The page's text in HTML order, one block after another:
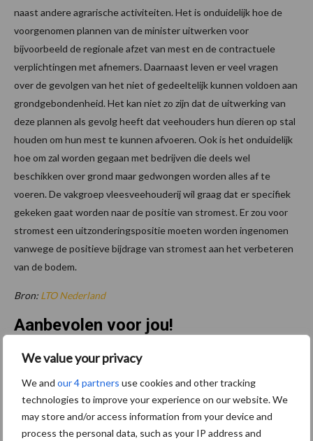
We value your privacy
We and our 4 partners use cookies and other tracking
technologies to improve your experience on our website. We
may store and/or access information from your device and
process the personal data, such as your IP address and
naast andere agrarische activiteiten. Het is onduidelijk hoe de
voorgenomen plannen van de minister uitwerken voor
bijvoorbeeld de regionale afzet van mest en de contractuele
verplichtingen met afnemers. Daarnaast leven er veel vragen
over de gevolgen van het niet of gedeeltelijk kunnen voldoen aan
grondgebondenheid. Het kan niet zo zijn dat de uitwerking van
deze plannen als gevolg heeft dat veehouders hun dieren op stal
houden om hun mest te kunnen afvoeren. Ook is het onduidelijk
hoe om zal worden gegaan met bedrijven die deels wel
beschikken over grond maar gedwongen worden alles af te
voeren. De vakgroep vleesveehouderij wil graag dat er specifiek
gekeken gaat worden naar de positie van stromest. Er zou voor
stromest een uitzonderingspositie moeten worden ingenomen
vanwege de positieve bijdrage van stromest aan het verbeteren
van de bodem.
Bron: LTO Nederland
Aanbevolen voor jou!
Belastingdienst publiceert
Landelijke
Landbouwnormen 2025